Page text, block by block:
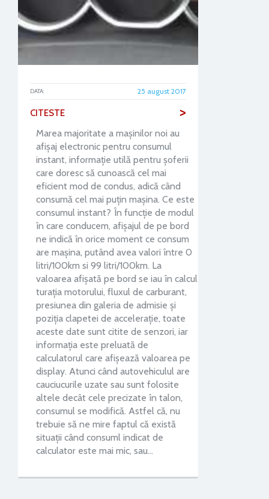
DATA: 25 august 2017
CITESTE >
Marea majoritate a maşinilor noi au
afişaj electronic pentru consumul
instant, informaţie utilă pentru şoferii
care doresc să cunoască cel mai
eficient mod de condus, adică când
consumă cel mai puţin maşina. Ce este
consumul instant? În funcţie de modul
în care conducem, afişajul de pe bord
ne indică în orice moment ce consum
are maşina, putând avea valori între 0
litri/100km si 99 litri/100km. La
valoarea afişată pe bord se iau în calcul
turaţia motorului, fluxul de carburant,
presiunea din galeria de admisie şi
poziţia clapetei de acceleraţie, toate
aceste date sunt citite de senzori, iar
informaţia este preluată de
calculatorul care afişează valoarea pe
display. Atunci când autovehiculul are
cauciucurile uzate sau sunt folosite
altele decât cele precizate în talon,
consumul se modifică. Astfel că, nu
trebuie să ne mire faptul că există
situaţii când consuml indicat de
calculator este mai mic, sau…